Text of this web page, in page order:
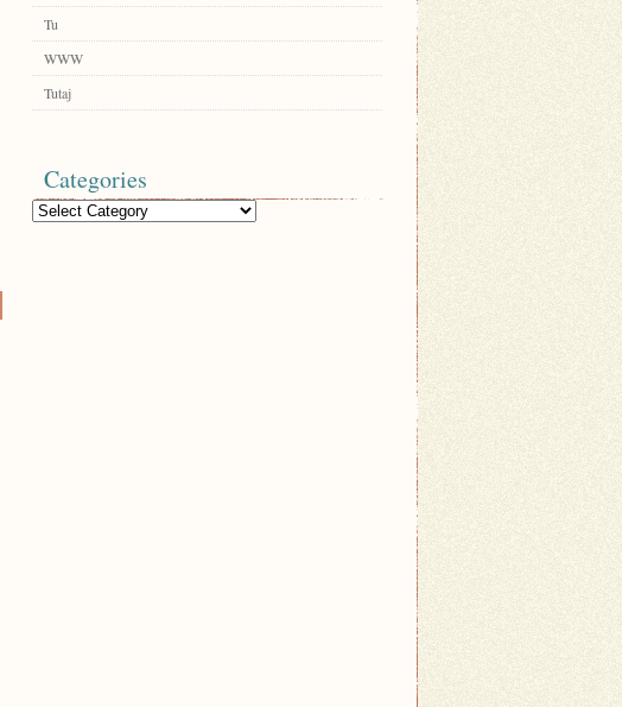
Tu
WWW
Tutaj
Categories
Categories